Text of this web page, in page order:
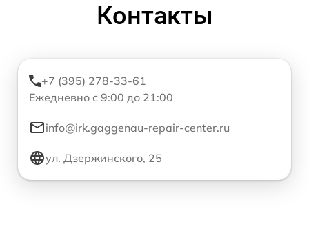
Контакты
+7 (395) 278-33-61
Ежедневно с 9:00 до 21:00
info@irk.gaggenau-repair-center.ru
ул. Дзержинского, 25